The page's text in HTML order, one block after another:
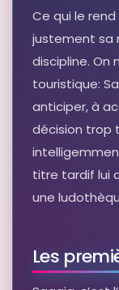
Ce qui le rend
justement sa
discipline. On
touristique:
anticiper, à
décision trop
titre tardif lui
une
Les